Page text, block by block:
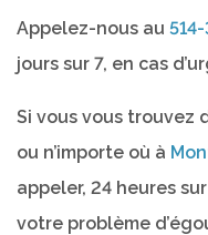
Appelez-nous au
jours sur 7, en cas
Si vous vous trouvez
ou n’importe où à
appeler, 24 heures
votre problème